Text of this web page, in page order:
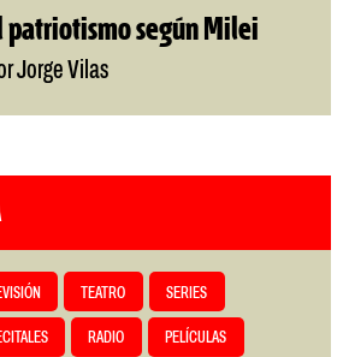
patriotismo según Milei
Jorge Vilas
TEATRO SERIES
RADIO PELÍCULAS